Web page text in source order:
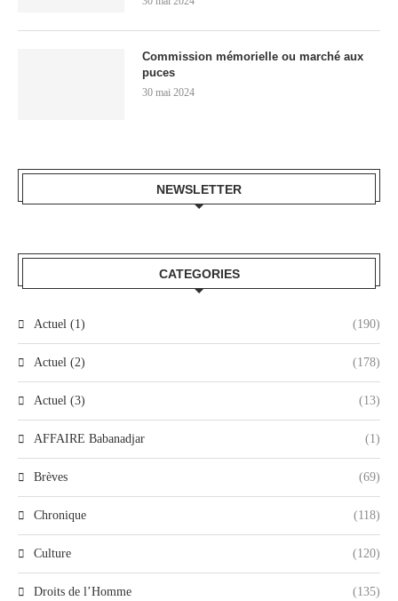
Commission mémorielle ou marché aux
puces
30 mai 2024
NEWSLETTER
CATEGORIES
Actuel (1) (190)
Actuel (2) (178)
Actuel (3) (13)
AFFAIRE Babanadjar (1)
Brèves (69)
Chronique (118)
Culture (120)
Droits de l’Homme (135)